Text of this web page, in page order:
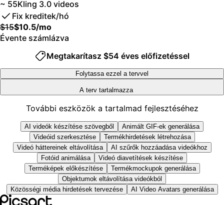
8
9
3
4
5
6
9
3
4
5
6
9
~ 55Kling 3.0 videos
Fix kreditek/hó
$15$10.5/mo
Évente számlázva
Folytassa ezzel a tervvel
Megtakarítasz $54 éves előfizetéssel
Folytassa ezzel a tervvel
Hozzáférés az összes fotó- és videószerkesztő
Speciális háttér- és objektumeltávolítás
Párhuzamos videógenerációk a világ legerősebb
mesterséges intelligencia alapú videómodelljeivel
Korlátlan képgenerálás a Flex.2 Klein segítségével
1 érintéses képjavító
Millions of stock photos & Getty video clips
Trendi betűtípusok, szövegstílusok és matricák
választéka
Több ezer prémium sablon
A terv tartalmazza
Akár 6,5 millió Getty stockvideó
Bulk edit up to 100 images at once
Support for 10+ brand kits
Create ad variations & localize
Hirdetések teljesítményének nyomon követése
Csapathelyek hozzáadása
300 GB of cloud storage per seat
15+ creative AI agents that plan, execute, and deliver
— across video, brand, localization, and more
Tartalom automatikus generálása a terminálról vagy az
ügynökből a Picsart CLI segítségével
Use Picsart inside Claude Code, Cursor, and ChatGPT
via MCP
További eszközök a tartalmad fejlesztéséhez
AI videók készítése szövegből
Animált GIF-ek generálása
Videóid szerkesztése
Termékhirdetések létrehozása
Videó háttereinek eltávolítása
AI szűrők hozzáadása videókhoz
Fotóid animálása
Videó diavetítések készítése
Terméképek előkészítése
Termékmockupok generálása
Objektumok eltávolítása videókból
Közösségi média hirdetések tervezése
AI Video Avatars generálása